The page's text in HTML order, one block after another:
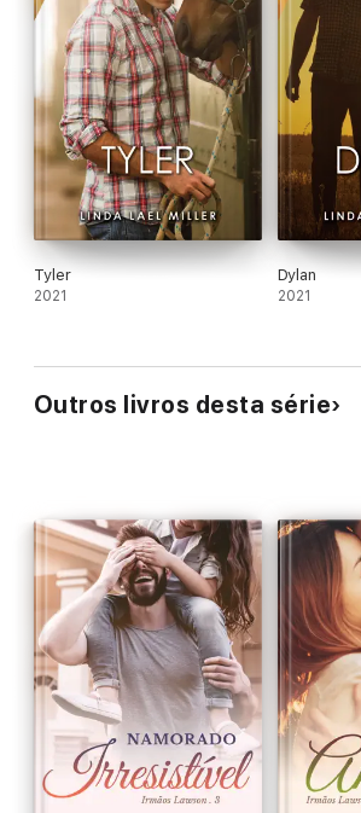
Tyler
2021
Dylan
2021
Outros livros desta série